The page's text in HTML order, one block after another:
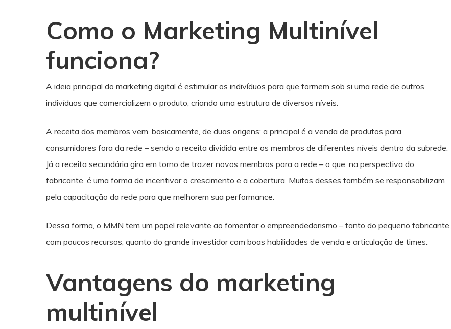
Como o Marketing Multinível
funciona?
A ideia principal do marketing digital é estimular os indivíduos para que formem sob si uma rede de outros
indivíduos que comercializem o produto, criando uma estrutura de diversos níveis.
A receita dos membros vem, basicamente, de duas origens: a principal é a venda de produtos para
consumidores fora da rede – sendo a receita dividida entre os membros de diferentes níveis dentro da subrede.
Já a receita secundária gira em torno de trazer novos membros para a rede – o que, na perspectiva do
fabricante, é uma forma de incentivar o crescimento e a cobertura. Muitos desses também se responsabilizam
pela capacitação da rede para que melhorem sua performance.
Dessa forma, o MMN tem um papel relevante ao fomentar o empreendedorismo – tanto do pequeno fabricante,
com poucos recursos, quanto do grande investidor com boas habilidades de venda e articulação de times.
Vantagens do marketing
multinível